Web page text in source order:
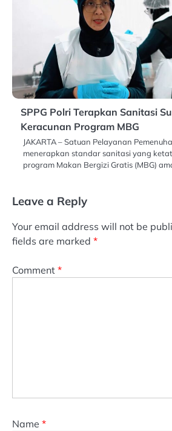
SPPG Polri Terapkan Sanitasi
Keracunan Program MBG
JAKARTA – Satuan Pelayanan
menerapkan standar sanitasi yang
program Makan Bergizi Gratis (MBG)
Leave a Reply
Your email address will not be
fields are marked *
Comment *
Name *